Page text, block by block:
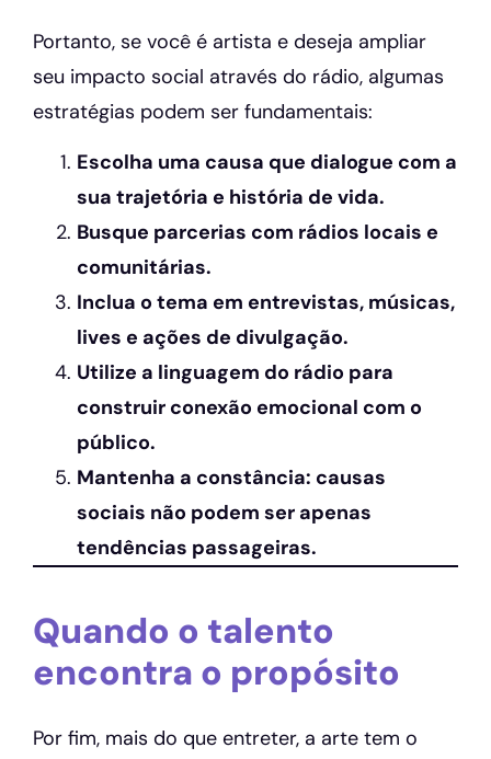
Portanto, se você é artista e deseja ampliar
seu impacto social através do rádio, algumas
estratégias podem ser fundamentais:
Escolha uma causa que dialogue com a
sua trajetória e história de vida.
Busque parcerias com rádios locais e
comunitárias.
Inclua o tema em entrevistas, músicas,
lives e ações de divulgação.
Utilize a linguagem do rádio para
construir conexão emocional com o
público.
Mantenha a constância: causas
sociais não podem ser apenas
tendências passageiras.
Quando o talento
encontra o propósito
Por fim, mais do que entreter, a arte tem o